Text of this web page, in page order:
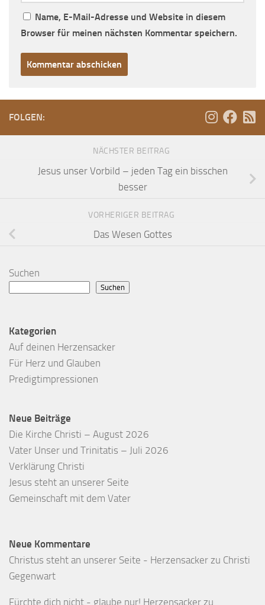
Name, E-Mail-Adresse und Website in diesem
Browser für meinen nächsten Kommentar speichern.
FOLGEN:
NÄCHSTER BEITRAG
Jesus unser Vorbild – jeden Tag ein bisschen
besser
VORHERIGER BEITRAG
Das Wesen Gottes
Suchen
Suchen
Kategorien
Auf deinen Herzensacker
Für Herz und Glauben
Predigtimpressionen
Neue Beiträge
Die Kirche Christi – August 2026
Vater Unser und Trinitatis – Juli 2026
Verklärung Christi
Jesus steht an unserer Seite
Gemeinschaft mit dem Vater
Neue Kommentare
Christus steht an unserer Seite - Herzensacker zu Christi
Gegenwart
Fürchte dich nicht - glaube nur! Herzensacker zu